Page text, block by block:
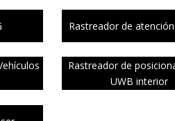
Rastreador de
Rastreador de
UWB interior